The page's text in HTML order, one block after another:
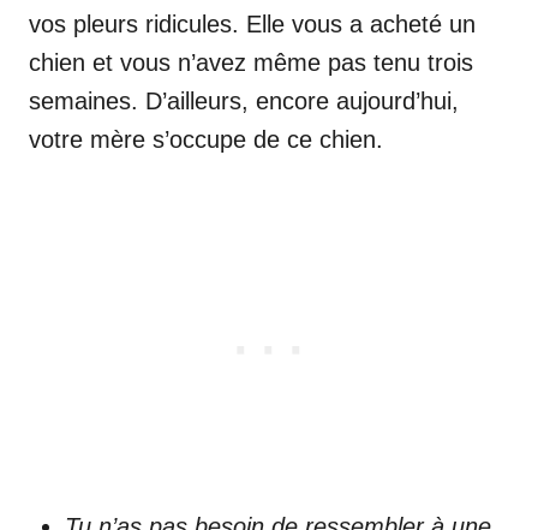
vos pleurs ridicules. Elle vous a acheté un
chien et vous n’avez même pas tenu trois
semaines. D’ailleurs, encore aujourd’hui,
votre mère s’occupe de ce chien.